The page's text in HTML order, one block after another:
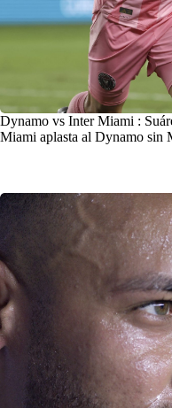
Dynamo vs Inter Miami :
Miami aplasta al Dynamo sin